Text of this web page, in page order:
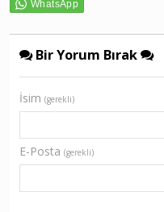
Bir Yorum Bırak
İsim (gerekli)
E-Posta (gerekli)